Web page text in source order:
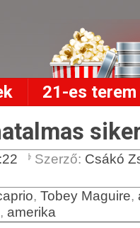
21-es terem
Szerző: Csákó
, Tobey Maguire,
, amerika